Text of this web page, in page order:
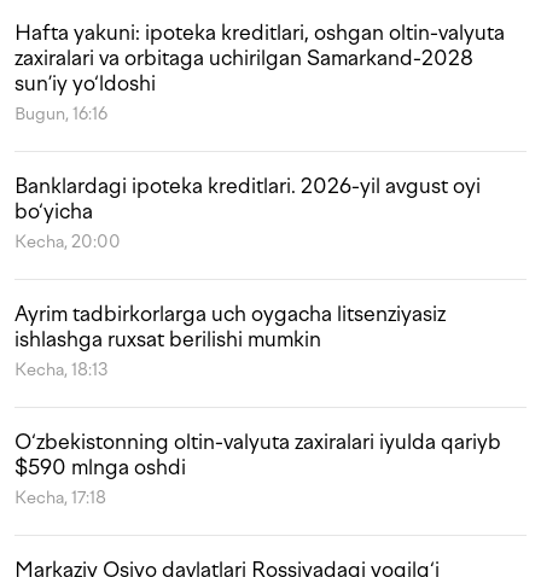
Hafta yakuni: ipoteka kreditlari, oshgan oltin-valyuta
zaxiralari va orbitaga uchirilgan Samarkand-2028
sun’iy yo‘ldoshi
Bugun, 16:16
Banklardagi ipoteka kreditlari. 2026-yil avgust oyi
bo‘yicha
Kecha, 20:00
Ayrim tadbirkorlarga uch oygacha litsenziyasiz
ishlashga ruxsat berilishi mumkin
Kecha, 18:13
O‘zbekistonning oltin-valyuta zaxiralari iyulda qariyb
$590 mlnga oshdi
Kecha, 17:18
Markaziy Osiyo davlatlari Rossiyadagi yoqilg‘i